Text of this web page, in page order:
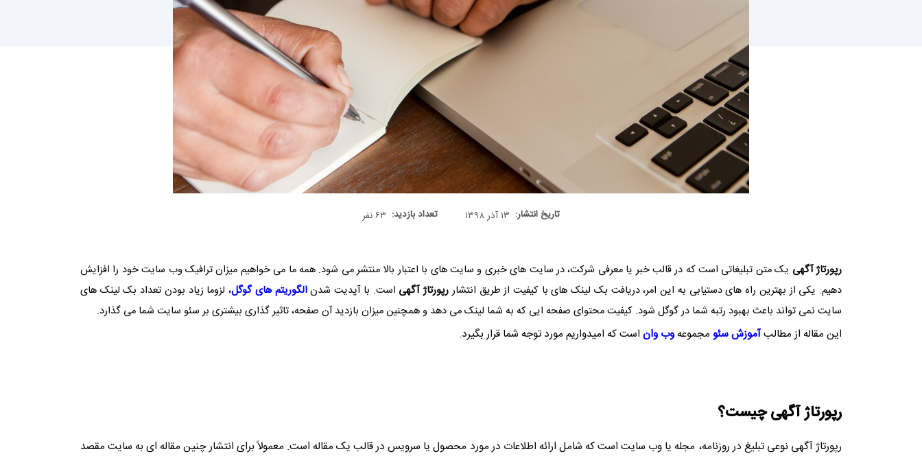
تاریخ انتشار: ۱۳ آذر ۱۳۹۸ تعداد بازدید: ۶۳ نفر
رپورتاژ آگهی یک متن تبلیغاتی است که در قالب خبر یا معرفی شرکت، در سایت های خبری و سایت های با اعتبار بالا منتشر می شود. همه ما می خواهیم میزان ترافیک وب سایت خود را افزایش
دهیم. یکی از بهترین راه های دستیابی به این امر، دریافت بک لینک های با کیفیت از طریق انتشاررپورتاژ آگهی است. با آپدیت شدنالگوریتم های گوگل، لزوما زیاد بودن تعداد بک لینک های
سایت نمی تواند باعث بهبود رتبه شما در گوگل شود. کیفیت محتوای صفحه ایی که به شما لینک می دهد و همچنین میزان بازدید آن صفحه، تاثیر گذاری بیشتری بر سئو سایت شما می گذارد.
این مقاله از مطالبآموزش سئو مجموعه وب وان است که امیدواریم مورد توجه شما قرار بگیرد.
رپورتاژ آگهی چیست؟
رپورتاژ آگهی نوعی تبلیغ در روزنامه، مجله یا وب سایت است که شامل ارائه اطلاعات در مورد محصول یا سرویس در قالب یک مقاله است. معمولاً برای انتشار چنین مقاله ای به سایت مقصد